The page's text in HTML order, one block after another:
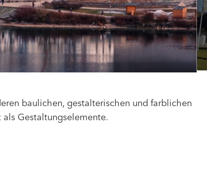
baulichen, gestalterischen und farblichen
Gestaltungselemente.